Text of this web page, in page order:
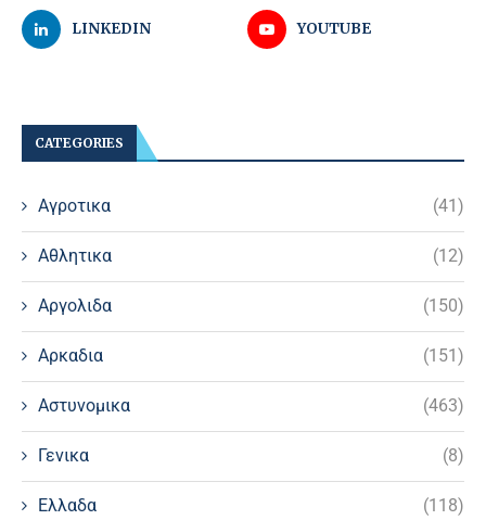
LINKEDIN YOUTUBE
CATEGORIES
Αγροτικα (41)
Αθλητικα (12)
Αργολιδα (150)
Αρκαδια (151)
Αστυνομικα (463)
Γενικα (8)
Ελλαδα (118)